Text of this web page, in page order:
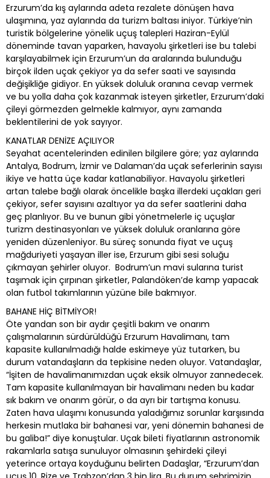
Erzurum’da kış aylarında adeta rezalete dönüşen hava
ulaşımına, yaz aylarında da turizm baltası iniyor. Türkiye’nin
turistik bölgelerine yönelik uçuş talepleri Haziran-Eylül
döneminde tavan yaparken, havayolu şirketleri ise bu talebi
karşılayabilmek için Erzurum’un da aralarında bulunduğu
birçok ilden uçak çekiyor ya da sefer saati ve sayısında
değişikliğe gidiyor. En yüksek doluluk oranına cevap vermek
ve bu yolla daha çok kazanmak isteyen şirketler, Erzurum’daki
çileyi görmezden gelmekle kalmıyor, aynı zamanda
beklentilerini de yok sayıyor.
KANATLAR DENİZE AÇILIYOR
Seyahat acentelerinden edinilen bilgilere göre; yaz aylarında
Antalya, Bodrum, İzmir ve Dalaman’da uçak seferlerinin sayısı
ikiye ve hatta üçe kadar katlanabiliyor. Havayolu şirketleri
artan talebe bağlı olarak öncelikle başka illerdeki uçakları geri
çekiyor, sefer sayısını azaltıyor ya da sefer saatlerini daha
geç planlıyor. Bu ve bunun gibi yönetmelerle iç uçuşlar
turizm destinasyonları ve yüksek doluluk oranlarına göre
yeniden düzenleniyor. Bu süreç sonunda fiyat ve uçuş
mağduriyeti yaşayan iller ise, Erzurum gibi sesi soluğu
çıkmayan şehirler oluyor. Bodrum’un mavi sularına turist
taşımak için çırpınan şirketler, Palandöken’de kamp yapacak
olan futbol takımlarının yüzüne bile bakmıyor.
BAHANE HİÇ BİTMİYOR!
Öte yandan son bir aydır çeşitli bakım ve onarım
çalışmalarının sürdürüldüğü Erzurum Havalimanı, tam
kapasite kullanılmadığı halde eskimeye yüz tutarken, bu
durum vatandaşların da tepkisine neden oluyor. Vatandaşlar,
“İşiten de havalimanımızdan uçak eksik olmuyor zannedecek.
Tam kapasite kullanılmayan bir havalimanı neden bu kadar
sık bakım ve onarım görür, o da ayrı bir tartışma konusu.
Zaten hava ulaşımı konusunda yaladığımız sorunlar karşısında
herkesin mutlaka bir bahanesi var, yeni dönemin bahanesi de
bu galiba!” diye konuştular. Uçak bileti fiyatlarının astronomik
rakamlarla satışa sunuluyor olmasının şehirdeki çileyi
yeterince ortaya koyduğunu belirten Dadaşlar, “Erzurum’dan